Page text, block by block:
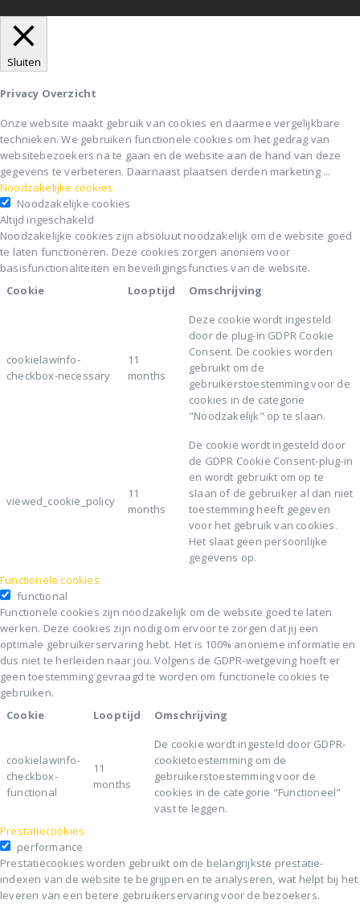
Sluiten
Privacy Overzicht
Onze website maakt gebruik van cookies en daarmee vergelijkbare
technieken. We gebruiken functionele cookies om het gedrag van
websitebezoekers na te gaan en de website aan de hand van deze
gegevens te verbeteren. Daarnaast plaatsen derden marketing ...
Noodzakelijke cookies
Noodzakelijke cookies
Altijd ingeschakeld
Noodzakelijke cookies zijn absoluut noodzakelijk om de website goed
te laten functioneren. Deze cookies zorgen anoniem voor
basisfunctionaliteiten en beveiligingsfuncties van de website.
Cookie
Looptijd Omschrijving
cookielawinfo-
checkbox-necessary
11
months
Deze cookie wordt ingesteld
door de plug-in GDPR Cookie
Consent. De cookies worden
gebruikt om de
gebruikerstoestemming voor de
cookies in de categorie
"Noodzakelijk" op te slaan.
viewed_cookie_policy
11
months
De cookie wordt ingesteld door
de GDPR Cookie Consent-plug-in
en wordt gebruikt om op te
slaan of de gebruiker al dan niet
toestemming heeft gegeven
voor het gebruik van cookies.
Het slaat geen persoonlijke
gegevens op.
Functionele cookies
functional
Functionele cookies zijn noodzakelijk om de website goed te laten
werken. Deze cookies zijn nodig om ervoor te zorgen dat jij een
optimale gebruikerservaring hebt. Het is 100% anonieme informatie en
dus niet te herleiden naar jou. Volgens de GDPR-wetgeving hoeft er
geen toestemming gevraagd te worden om functionele cookies te
gebruiken.
Cookie
Looptijd Omschrijving
cookielawinfo-
checkbox-
functional
11
months
De cookie wordt ingesteld door GDPR-
cookietoestemming om de
gebruikerstoestemming voor de
cookies in de categorie "Functioneel"
vast te leggen.
Prestatiecookies
performance
Prestatiecookies worden gebruikt om de belangrijkste prestatie-
indexen van de website te begrijpen en te analyseren, wat helpt bij het
leveren van een betere gebruikerservaring voor de bezoekers.